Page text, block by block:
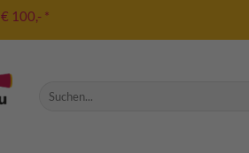
€ 100,- *
Suche nach: